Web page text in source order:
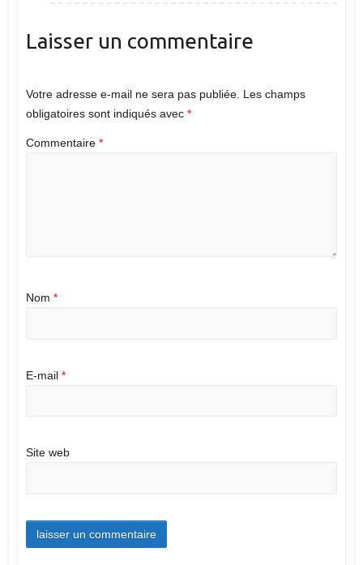
Laisser un commentaire
Votre adresse e-mail ne sera pas publiée. Les champs
obligatoires sont indiqués avec *
Commentaire *
Nom *
E-mail *
Site web